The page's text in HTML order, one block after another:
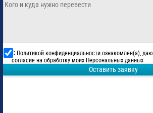
С Политикой конфиденциальности ознакомлен(а), даю
согласие на обработку моих Персональных данных
Оставить заявку